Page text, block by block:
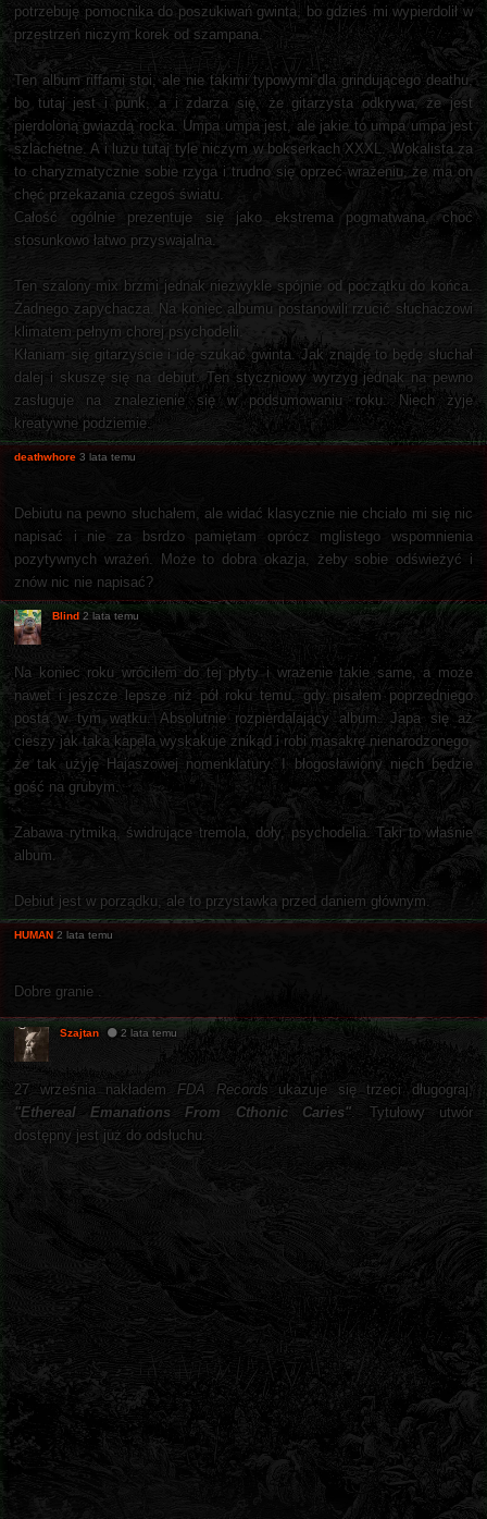
potrzebuję pomocnika do poszukiwań gwinta, bo gdzieś mi wypierdolił w
przestrzeń niczym korek od szampana.
Ten album riffami stoi, ale nie takimi typowymi dla grindującego deathu,
bo tutaj jest i punk, a i zdarza się, że gitarzysta odkrywa, że jest
pierdoloną gwiazdą rocka. Umpa umpa jest, ale jakie to umpa umpa jest
szlachetne. A i luzu tutaj tyle niczym w bokserkach XXXL. Wokalista za
to charyzmatycznie sobie rzyga i trudno się oprzeć wrażeniu, że ma on
chęć przekazania czegoś światu.
Całość ogólnie prezentuje się jako ekstrema pogmatwana, choć
stosunkowo łatwo przyswajalna.
Ten szalony mix brzmi jednak niezwykle spójnie od początku do końca.
Żadnego zapychacza. Na koniec albumu postanowili rzucić słuchaczowi
klimatem pełnym chorej psychodelii.
Kłaniam się gitarzyście i idę szukać gwinta. Jak znajdę to będę słuchał
dalej i skuszę się na debiut. Ten styczniowy wyrzyg jednak na pewno
zasługuje na znalezienie się w podsumowaniu roku. Niech żyje
kreatywne podziemie.
deathwhore 3 lata temu
Debiutu na pewno słuchałem, ale widać klasycznie nie chciało mi się nic
napisać i nie za bsrdzo pamiętam oprócz mglistego wspomnienia
pozytywnych wrażeń. Może to dobra okazja, żeby sobie odświeżyć i
znów nic nie napisać?
Blind 2 lata temu
Na koniec roku wróciłem do tej płyty i wrażenie takie same, a może
nawet i jeszcze lepsze niż pół roku temu, gdy pisałem poprzedniego
posta w tym wątku. Absolutnie rozpierdalający album. Japa się aż
cieszy jak taka kapela wyskakuje znikąd i robi masakrę nienarodzonego,
że tak użyję Hajaszowej nomenklatury. I błogosławiony niech będzie
gość na grubym.
Zabawa rytmiką, świdrujące tremola, doły, psychodelia. Taki to właśnie
album.
Debiut jest w porządku, ale to przystawka przed daniem głównym.
HUMAN 2 lata temu
Dobre granie .
Szajtan 2 lata temu
27 września nakładem FDA Records ukazuje się trzeci długograj,
"Ethereal Emanations From Cthonic Caries". Tytułowy utwór
dostępny jest już do odsłuchu.